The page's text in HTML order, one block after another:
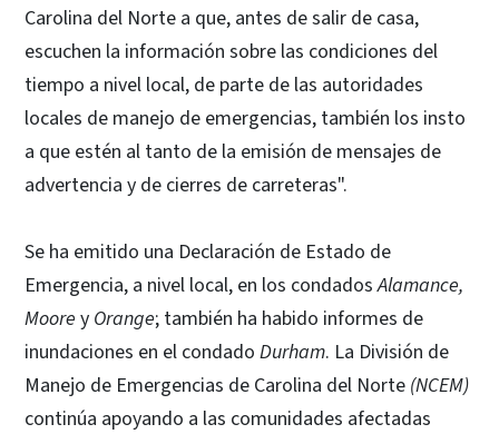
Carolina del Norte a que, antes de salir de casa,
escuchen la información sobre las condiciones del
tiempo a nivel local, de parte de las autoridades
locales de manejo de emergencias, también los insto
a que estén al tanto de la emisión de mensajes de
advertencia y de cierres de carreteras".
Se ha emitido una Declaración de Estado de
Emergencia, a nivel local, en los condadosAlamance,
Moore y Orange; también ha habido informes de
inundaciones en el condado Durham. La División de
Manejo de Emergencias de Carolina del Norte (NCEM)
continúa apoyando a las comunidades afectadas